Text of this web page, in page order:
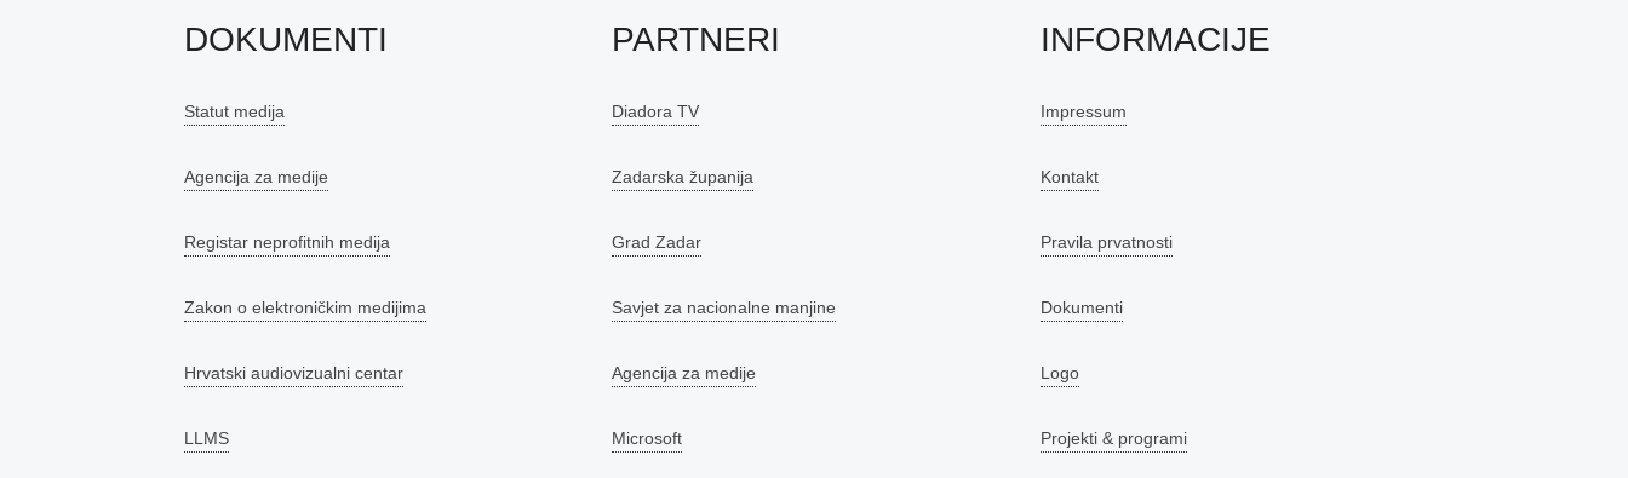
DOKUMENTI
Statut medija
Agencija za medije
Registar neprofitnih medija
Zakon o elektroničkim medijima
Hrvatski audiovizualni centar
LLMS
PARTNERI
Diadora TV
Zadarska županija
Grad Zadar
Savjet za nacionalne manjine
Agencija za medije
Microsoft
INFORMACIJE
Impressum
Kontakt
Pravila prvatnosti
Dokumenti
Logo
Projekti & programi